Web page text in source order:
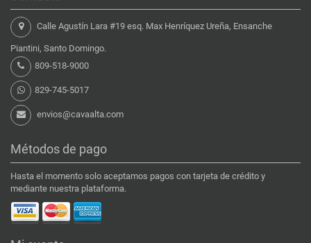
Calle Agustín Lara #19 esq. Max Henríquez Ureña, Ensanche
Piantini, Santo Domingo.
809-518-9000
829-745-5017
envios@cavaalta.com
Métodos de pago
Hasta el momento solo aceptamos pagos con tarjeta de crédito y
mediante nuestra plataforma.